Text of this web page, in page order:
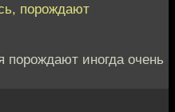
порождают
порождают иногда очень